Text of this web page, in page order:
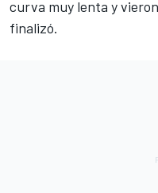
curva muy lenta y
finalizó.